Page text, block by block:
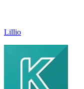
Lillio